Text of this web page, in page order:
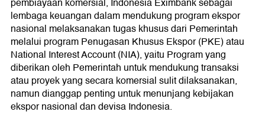
lembaga keuangan dalam mendukung program ekspor
nasional melaksanakan tugas khusus dari Pemerintah
melalui program Penugasan Khusus Ekspor (PKE) atau
National Interest Account (NIA), yaitu Program yang
diberikan oleh Pemerintah untuk mendukung transaksi
atau proyek yang secara komersial sulit dilaksanakan,
namun dianggap penting untuk menunjang kebijakan
ekspor nasional dan devisa Indonesia.